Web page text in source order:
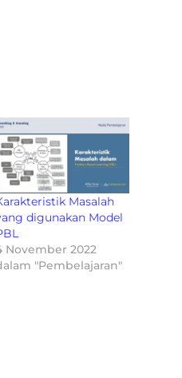
Masalah
digunakan Model
November 2022
"Pembelajaran"